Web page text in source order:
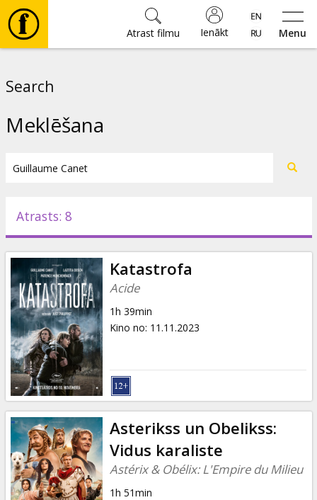
Menu
Ienākt
Atrast filmu
Pasākumi
Ziņas
Dāvanu
kartes
Uzkodas
B2B
Kino
Klubs
Search
Meklēšana
Atrasts: 8
Katastrofa
Acide
1h 39min
Kino no: 11.11.2023
Asterikss un Obelikss:
Vidus karaliste
Astérix & Obélix: L'Empire du Milieu
1h 51min